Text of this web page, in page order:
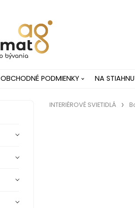
OBCHODNÉ PODMIENKY NA
INTERIÉROVÉ SVIETIDLÁ